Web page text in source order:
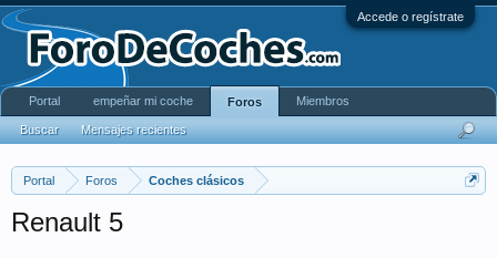
Accede o regístrate
Portal Foros Coches clásicos
Renault 5
Portal empeñar mi coche Foros
Buscar Mensajes recientes
Miembros